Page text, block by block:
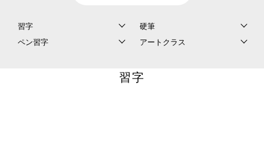
習字
硬筆
ペン習字
アートクラス
習字